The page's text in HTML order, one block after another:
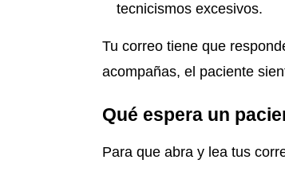
tecnicismos excesivos.
Tu correo tiene que
acompañas, el paciente
Qué espera un
Para que abra y lea tus